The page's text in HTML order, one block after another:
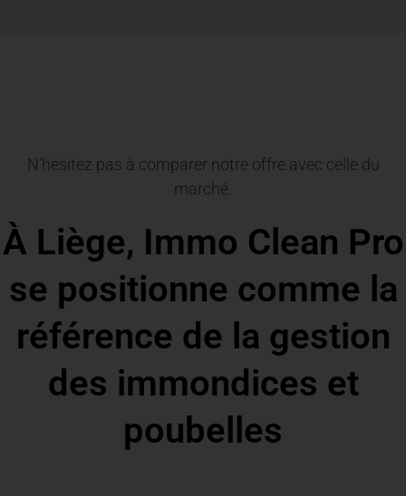
N’hésitez pas à comparer notre offre avec celle du
marché.
À Liège, Immo Clean Pro
se positionne comme la
référence de la gestion
des immondices et
poubelles